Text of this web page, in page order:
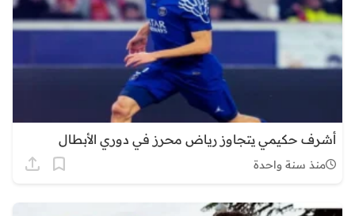
أشرف حكيمي يتجاوز رياض محرز في دوري الأبطال
منذ سنة واحدة